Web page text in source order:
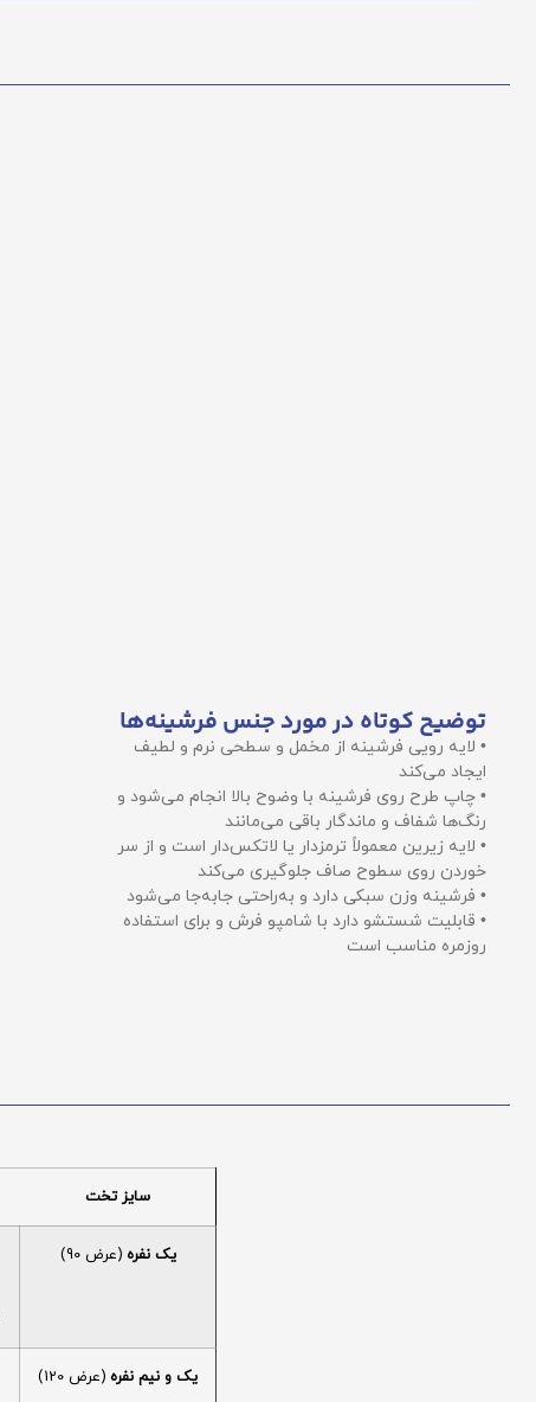
توضیح کوتاه در مورد جنس فرشینه‌ها
• لایه رویی فرشینه از مخمل و سطحی نرم و لطیف
ایجاد می‌کند
• چاپ طرح روی فرشینه با وضوح بالا انجام می‌شود و
رنگ‌ها شفاف و ماندگار باقی می‌مانند
• لایه زیرین معمولاً ترمزدار یا لاتکس‌دار است و از سر
خوردن روی سطوح صاف جلوگیری می‌کند
• فرشینه وزن سبکی دارد و به‌راحتی جابه‌جا می‌شود
• قابلیت شستشو دارد با شامپو فرش و برای استفاده
روزمره مناسب است
سایز تخت
یک نفره (عرض 90)
یک و نیم نفره (عرض 120)